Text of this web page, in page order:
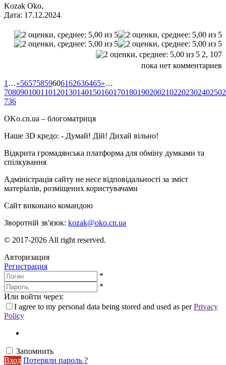
Kozak Oko,
Дата: 17.12.2024
2, 107
пока нет комментариев
1 …«56575859606162636465»…
708090100110120130140150160170180190200210220230240250
736
OKo.cn.ua – блогоматриця
Наше 3D кредо: - Думай! Дій! Дихай вільно!
Відкрита громадянська платформа для обміну думками та
спілкування
Адміністрація сайту не несе відповідальності за зміст
матеріалів, розміщених користувачами
Сайт виконано командою
Зворотній зв'язок: kozak@oko.cn.ua
© 2017-2026 All right reserved.
Авторизация
Регистрация
*
*
Или войти через:
I agree to my personal data being stored and used as perPrivacy
Policy
Запомнить
Вход Потеряли пароль ?